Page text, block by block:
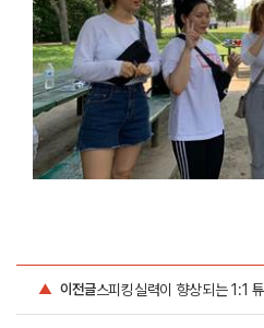
▲ 이전글스피킹실력이 향상되는 1:1